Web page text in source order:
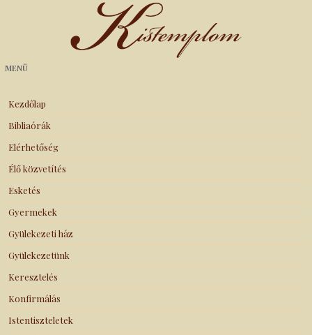
Kistemplom
MENÜ
Kezdőlap
Bibliaórák
Elérhetőség
Élő közvetítés
Esketés
Gyermekek
Gyülekezeti ház
Gyülekezetünk
Keresztelés
Konfirmálás
Istentiszteletek